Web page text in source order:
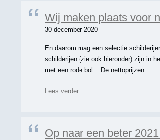
Wij maken plaats voor
30 december 2020
En daarom mag een selectie
schilderijen (zie ook hieronder) zijn in
met een rode bol. De nettoprijzen …
Lees verder.
Op naar een beter 2021.